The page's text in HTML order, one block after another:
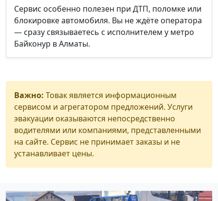
Сервис особенно полезен при ДТП, поломке или
блокировке автомобиля. Вы не ждёте оператора
— сразу связываетесь с исполнителем у метро
Байконур в Алматы.
Важно: Товак является информационным
сервисом и агрегатором предложений. Услуги
эвакуации оказываются непосредственно
водителями или компаниями, представленными
на сайте. Сервис не принимает заказы и не
устанавливает цены.